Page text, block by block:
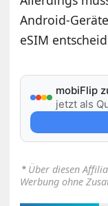
Android-
eSIM
mobiFlip
jetzt als
⋆ Über diesen
Werbung ohne